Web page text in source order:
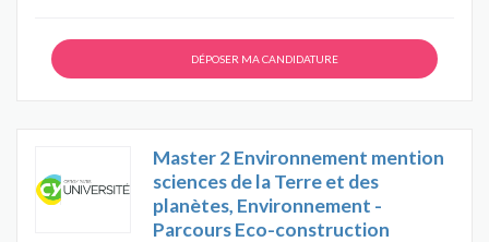
DÉPOSER MA CANDIDATURE
Master 2 Environnement mention
sciences de la Terre et des
planètes, Environnement -
Parcours Eco-construction